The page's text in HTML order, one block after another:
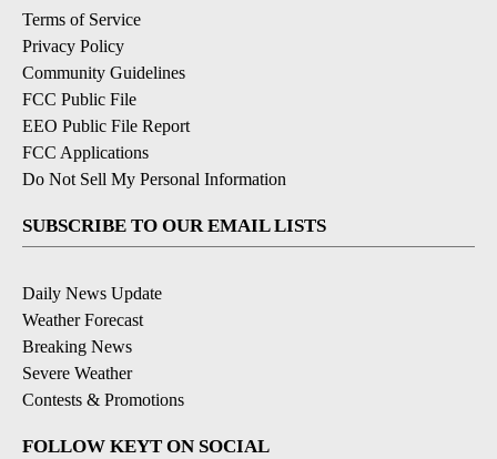
Terms of Service
Privacy Policy
Community Guidelines
FCC Public File
EEO Public File Report
FCC Applications
Do Not Sell My Personal Information
SUBSCRIBE TO OUR EMAIL LISTS
Daily News Update
Weather Forecast
Breaking News
Severe Weather
Contests & Promotions
FOLLOW KEYT ON SOCIAL